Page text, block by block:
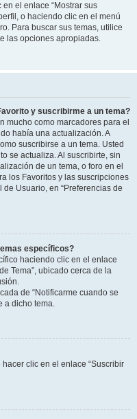
el enlace “Mostrar sus
o haciendo clic en el menú
Para buscar sus temas, utilice
las opciones apropiadas.
y suscribirme a un tema?
mucho como marcadores para el
había una actualización. A
suscribirse a un tema. Usted
se actualiza. Al suscribirte, sin
de un tema, o foro en el
los Favoritos y las suscripciones
Usuario, en “Preferencias de
específicos?
haciendo clic en el enlace
Tema”, ubicado cerca de la
de “Notificarme cuando se
a dicho tema.
clic en el enlace “Suscribir